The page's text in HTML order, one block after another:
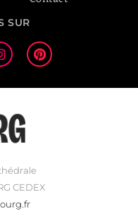
SUR
CEDEX